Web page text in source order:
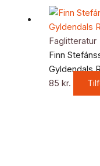
Faglitteratur
Finn
Gyldendals
85 kr.